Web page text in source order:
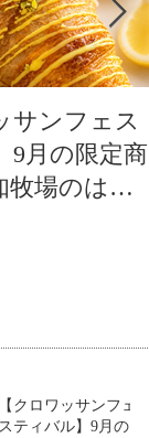
サンフェス
9月の限定商
牧場のはち
【クロワッサンフェ
スティバル】9月の